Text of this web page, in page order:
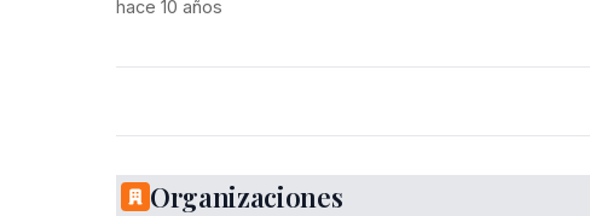
hace 10 años
Organizaciones